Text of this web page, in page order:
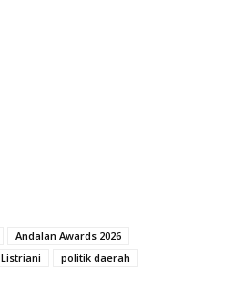
Andalan Awards 2026
politik daerah